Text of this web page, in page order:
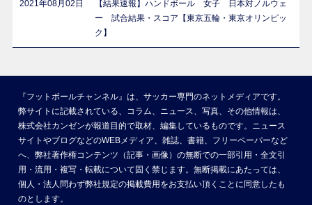
2021年08月02日
【結果速報】ハンドボール 女子 日本対ノルウェ
ー 試合結果・スコア【東京五輪・東京オリンピッ
ク】
『フットボールチャンネル』は、サッカー専門のネットメディアです。
弊サイトに記載されている、コラム、ニュース、写真、その他情報は、
株式会社カンゼンが報道目的で取材、編集しているものです。ニュース
サイトやブログなどのWEBメディア、雑誌、書籍、フリーペーパーなど
へ、弊社著作権コンテンツ（記事・画像）の無断での一部引用・全文引
用・流用・複写・転載について固く禁じます。無断掲載にあたっては、
個人・法人問わず弊社規定の掲載費用をお支払い頂くことに同意したも
のとします。